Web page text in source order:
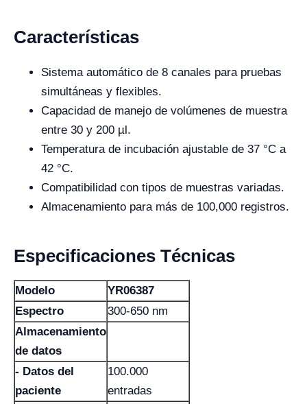
Características
Sistema automático de 8 canales para pruebas
simultáneas y flexibles.
Capacidad de manejo de volúmenes de muestra
entre 30 y 200 µl.
Temperatura de incubación ajustable de 37 °C a
42 °C.
Compatibilidad con tipos de muestras variadas.
Almacenamiento para más de 100,000 registros.
Especificaciones Técnicas
Modelo
YR06387
Espectro
300-650 nm
Almacenamiento
de datos
- Datos del
paciente
100.000
entradas